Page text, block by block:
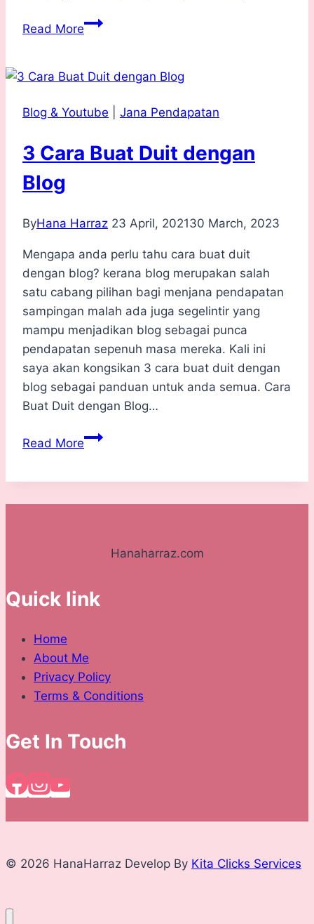
Read MoreBuat
.
Perkara
Perlu
Blog & Youtube Jana Pendapatan
3 Cara Buat Duit dengan
Blog
ByHana Harraz 23 April, 202130 March, 2023
Mengapa anda perlu tahu cara buat duit
dengan blog? kerana blog merupakan salah
satu cabang pilihan bagi menjana pendapatan
sampingan malah ada juga segelintir yang
mampu menjadikan blog sebagai punca
pendapatan sepenuh masa mereka. Kali ini
saya akan kongsikan 3 cara buat duit dengan
blog sebagai panduan untuk anda semua. Cara
Buat Duit dengan Blog…
Read More3
Hanaharraz.com
Quick link
Home
About Me
Privacy Policy
Terms & Conditions
Get In Touch
© 2026 HanaHarraz Develop By Kita Clicks Services